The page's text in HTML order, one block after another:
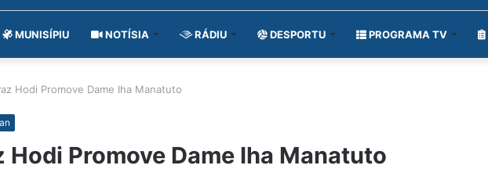
MUNISÍPIU NOTÍSIA RÁDIU DESPORTU PROGRAMA TV
Hodi Promove Dame Iha Manatuto
Hodi Promove Dame Iha Manatuto